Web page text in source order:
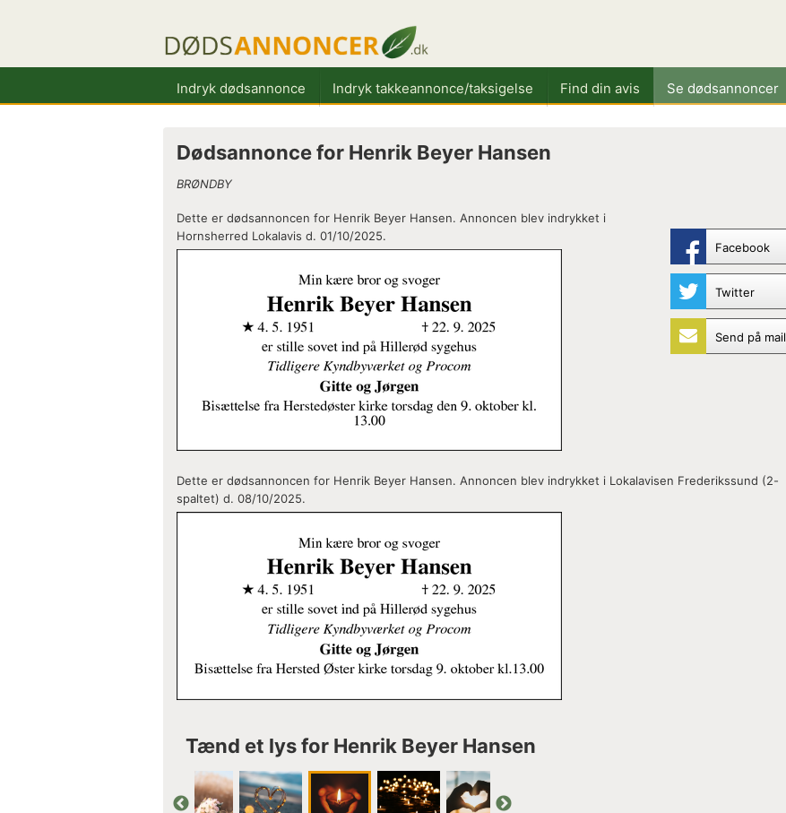
Indryk dødsannonce Indryk takkeannonce/taksigelse Find din avis Se dødsannoncer
Dødsannonce for Henrik Beyer Hansen
BRØNDBY
Facebook
Twitter
Send på mail
Dette er dødsannoncen for Henrik Beyer Hansen. Annoncen blev indrykket i
Hornsherred Lokalavis d. 01/10/2025.
Dette er dødsannoncen for Henrik Beyer Hansen. Annoncen blev indrykket i Lokalavisen Frederikssund (2-
spaltet) d. 08/10/2025.
Tænd et lys for Henrik Beyer Hansen